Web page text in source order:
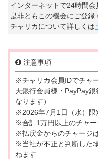
インターネットで24時間
是非ともこの機会にご登録
チャリカについて詳しくは
注意事項
※チャリカ会員IDでチャ
天銀行会員様・PayPay
なります）
※2026年7月1日（水）限
※合計1万円以上のチャ
※払戻金からのチャージ
※当社が不正と判断した
ねます